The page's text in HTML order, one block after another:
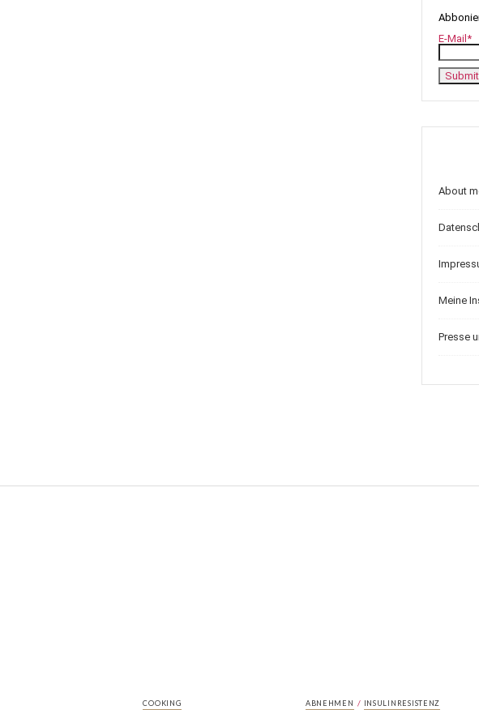
E-Mail*
About
Meine
Presse
COOKING ABNEHMEN / INSULINRESISTENZ